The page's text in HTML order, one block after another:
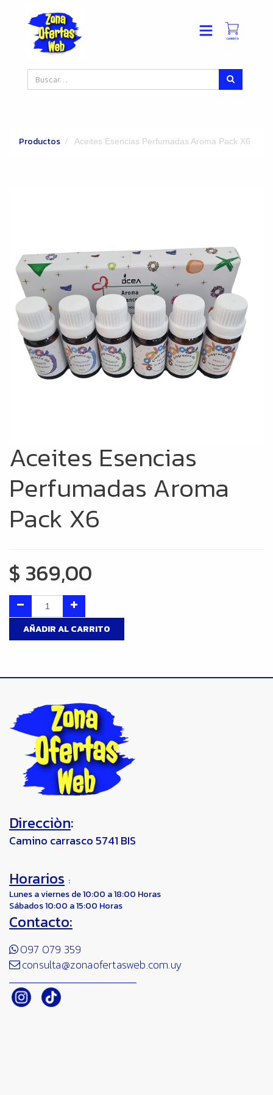
Productos Aceites Esencias Perfumadas Aroma Pack X6
Aceites Esencias
Perfumadas Aroma
Pack X6
$ 369,00
AÑADIR AL CARRITO
Direcciòn:
Camino carrasco 5741 BIS
Horarios :
Lunes a viernes de 10:00 a 18:00 Horas
Sábados 10:00 a 15:00 Horas
Contacto:
097 079 359
consulta@zonaofertasweb.com.uy